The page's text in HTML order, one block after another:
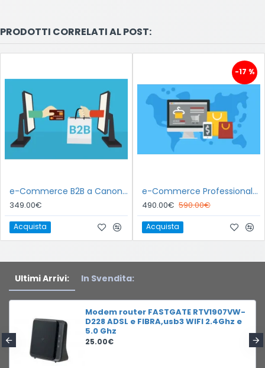
PRODOTTI CORRELATI AL POST:
e-Commerce B2B a Canone Mensile
349.00€
Acquista
-17 %
e-Commerce Professionale a Canone Mensile tutto incluso
490.00€ 590.00€
Acquista
Ultimi Arrivi: In Svendita:
Modem router FASTGATE RTV1907VW-
D228 ADSL e FIBRA,usb3 WIFI 2.4Ghz e
5.0 Ghz
25.00€